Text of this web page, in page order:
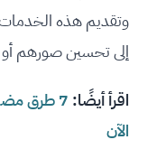
وتقديم هذه الخدمات
إلى تحسين صورهم
اقرأ أيضًا:
7 طرق
الآن